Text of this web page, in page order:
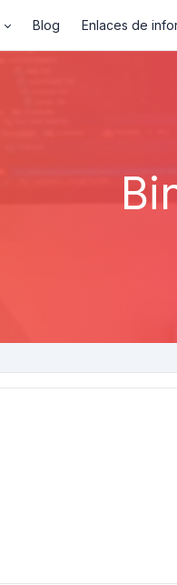
Blog Enlaces de